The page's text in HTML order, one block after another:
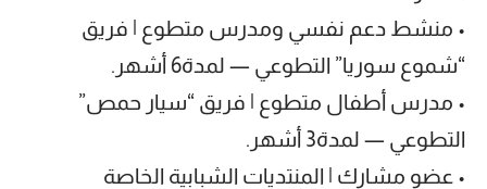
• منشط دعم نفسي ومدرس متطوع | فريق
“شموع سوريا” التطوعي — لمدة6 أشهر.
• مدرس أطفال متطوع | فريق “سيار حمص”
التطوعي — لمدة3 أشهر.
• عضو مشارك | المنتديات الشبابية الخاصة